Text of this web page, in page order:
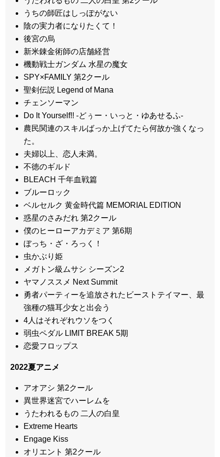
うちの師匠はしっぽがない
陰の実力者になりたくて！
後宮の烏
新米錬金術師の店舗経営
機動戦士ガンダム 水星の魔女
SPY×FAMILY 第2クール
聖剣伝説 Legend of Mana
チェンソーマン
Do It Yourself!! -どぅー・いっと・ゆあせるふ-
農民関連のスキルばっか上げてたら何故か強くなっ
た。
夫婦以上、恋人未満。
不徳のギルド
BLEACH 千年血戦篇
ブルーロック
ベルセルク 黄金時代篇 MEMORIAL EDITION
惑星のさみだれ 第2クール
僕のヒーローアカデミア 第6期
ぼっち・ざ・ろっく！
虫かぶり姫
メガトン級ムサシ シーズン2
ヤマノススメ Next Summit
勇者パーティーを追放されたビーストテイマー、最
強種の猫耳少女と出会う
4人はそれぞれウソをつく
弱虫ペダル LIMIT BREAK 5期
恋愛フロップス
2022夏アニメ
アオアシ 第2クール
異世界迷宮でハーレムを
うたわれるもの 二人の白皇
Extreme Hearts
Engage Kiss
オリエント 第2クール